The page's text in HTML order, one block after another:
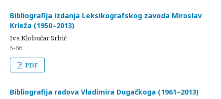
Bibliografija izdanja Leksikografskog zavoda Miroslav
Krleža (1950–2013)
Iva Klobučar Srbić
5-66
PDF
Bibliografija radova Vladimira Dugačkoga (1961−2013)